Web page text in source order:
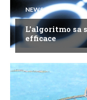
NEWS
L'algoritmo sa
efficace